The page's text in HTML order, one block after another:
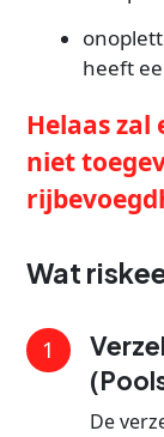
heeft
Helaas
niet
Wat
1
De